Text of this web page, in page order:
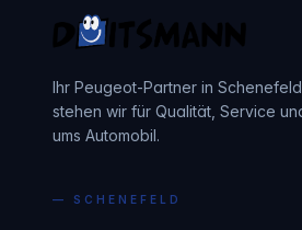
Ihr Peugeot-Partner in
stehen wir für Qualität, Service
ums Automobil.
— SCHENEFELD